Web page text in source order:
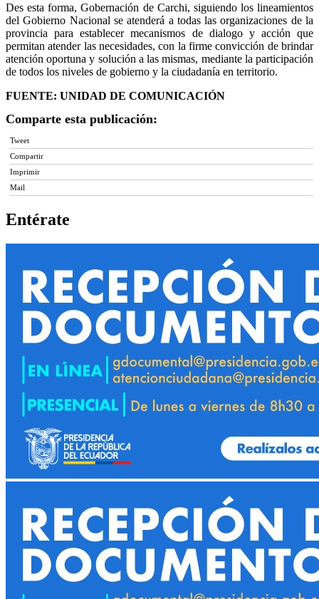
Des esta forma, Gobernación de Carchi, siguiendo los lineamientos
del Gobierno Nacional se atenderá a todas las organizaciones de la
provincia para establecer mecanismos de dialogo y acción que
permitan atender las necesidades, con la firme convicción de brindar
atención oportuna y solución a las mismas, mediante la participación
de todos los niveles de gobierno y la ciudadanía en territorio.
FUENTE: UNIDAD DE COMUNICACIÓN
Comparte esta publicación:
Tweet
Compartir
Imprimir
Mail
Entérate